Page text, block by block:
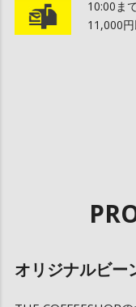
10:00ま
11,000
オリジナルビー